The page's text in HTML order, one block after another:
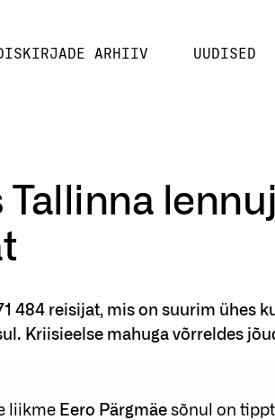
ARHIIV UUDISED
Tallinna
484 reisijat, mis on suurim ühes
Kriisieelse mahuga võrreldes
liikme Eero Pärgmäe sõnul on